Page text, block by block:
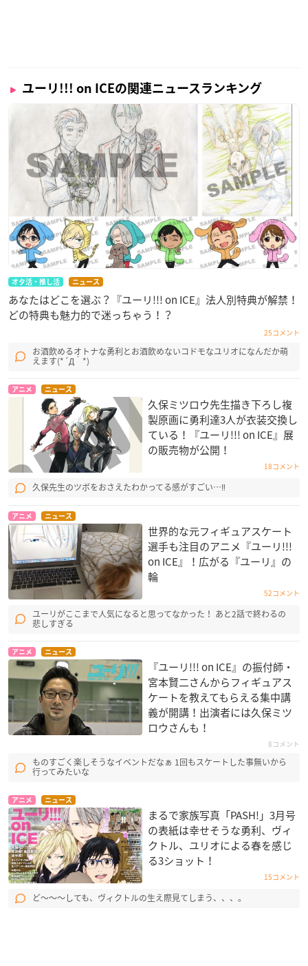
ユーリ!!! on ICEの関連ニュースランキング
オタ活・推し活 ニュース
あなたはどこを選ぶ？『ユーリ!!! on ICE』法人別特典が解禁！
どの特典も魅力的で迷っちゃう！？
25コメント
お酒飲めるオトナな勇利とお酒飲めないコドモなユリオになんだか萌
えます(*´Д｀*)
アニメ ニュース
久保ミツロウ先生描き下ろし複
製原画に勇利達3人が衣装交換し
ている！『ユーリ!!! on ICE』展
の販売物が公開！
18コメント
久保先生のツボをおさえたわかってる感がすごい…‼
アニメ ニュース
世界的な元フィギュアスケート
選手も注目のアニメ『ユーリ!!!
on ICE』！広がる『ユーリ』の
輪
52コメント
ユーリがここまで人気になると思ってなかった！ あと2話で終わるの
悲しすぎる
アニメ ニュース
『ユーリ!!! on ICE』の振付師・
宮本賢二さんからフィギュアス
ケートを教えてもらえる集中講
義が開講！出演者には久保ミツ
ロウさんも！
8コメント
ものすごく楽しそうなイベントだなぁ 1回もスケートした事無いから
行ってみたいな
アニメ ニュース
まるで家族写真「PASH!」3月号
の表紙は幸せそうな勇利、ヴィ
クトル、ユリオによる春を感じ
る3ショット！
15コメント
ど〜〜〜しても、ヴィクトルの生え際見てしまう、、、。